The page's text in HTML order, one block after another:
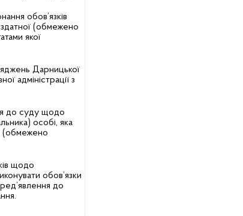
обов’язків
(обмежено
якої
Дарницької
адміністрації з
до суду щодо
особі, яка
(обмежено
щодо
обов’язки
до